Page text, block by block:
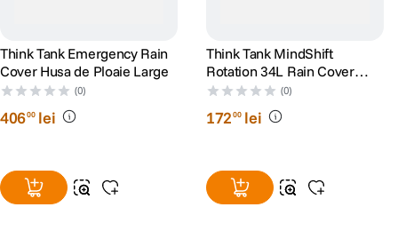
Think Tank Emergency Rain
Cover Husa de Ploaie Large
(0)
40600 lei
Think Tank MindShift
Rotation 34L Rain Cover
Husa de Ploaie
(0)
17200 lei